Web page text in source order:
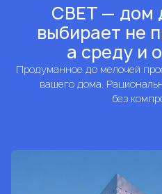
СВЕТ — дом
выбирает не
а среду и
Продуманное до мелочей
вашего дома.
без